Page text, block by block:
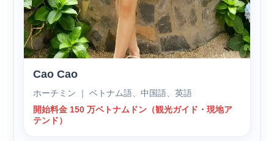
Cao Cao
ホーチミン ｜ ベトナム語、中国語、英語
開始料金 150 万ベトナムドン（観光ガイド・現地ア
テンド）